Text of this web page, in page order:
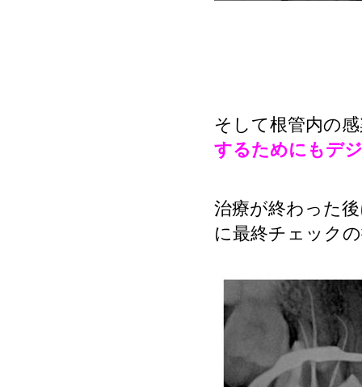
そして根管内の
するためにもデ
治療が終わった
に最終チェック